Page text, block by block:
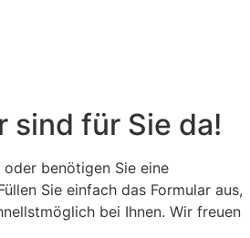
sind für Sie da!
benötigen Sie eine
Sie einfach das Formular aus,
bei Ihnen. Wir freuen